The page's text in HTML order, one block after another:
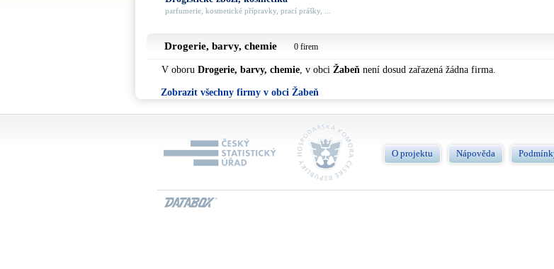
parfumerie, kosmetické přípravky, prací prášky, ...
Drogerie, barvy, chemie 0 firem
V oboru Drogerie, barvy, chemie, v obci Žabeň není dosud zařazená žádna firma.
Zobrazit všechny firmy v obci Žabeň
O projektu Nápověda